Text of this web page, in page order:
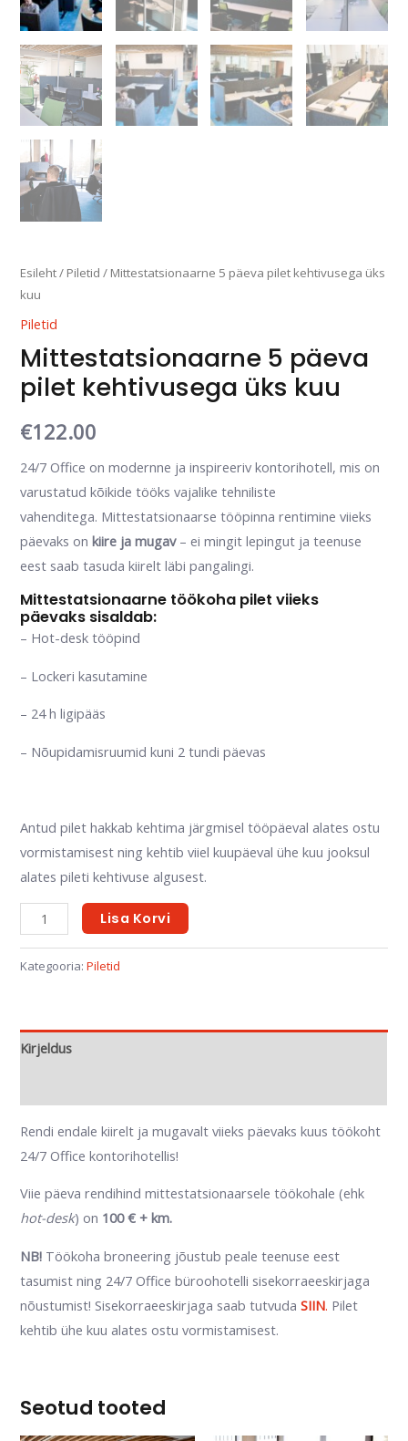
Esileht/ Piletid / Mittestatsionaarne 5 päeva pilet kehtivusega üks
kuu
Piletid
Mittestatsionaarne 5 päeva
pilet kehtivusega üks kuu
€122.00
24/7 Office on modernne ja inspireeriv kontorihotell, mis on
varustatud kõikide tööks vajalike tehniliste
vahenditega. Mittestatsionaarse tööpinna rentimine viieks
päevaks onkiire ja mugav– ei mingit lepingut ja teenuse
eest saab tasuda kiirelt läbi pangalingi.
Mittestatsionaarne töökoha pilet viieks
päevaks sisaldab:
– Hot-desk tööpind
– Lockeri kasutamine
– 24 h ligipääs
– Nõupidamisruumid kuni 2 tundi päevas
Antud pilet hakkab kehtima järgmisel tööpäeval alates ostu
vormistamisest ning kehtib viiel kuupäeval ühe kuu jooksul
alates pileti kehtivuse algusest.
Lisa Korvi
Kategooria:Piletid
Kirjeldus
Rendi endale kiirelt ja mugavalt viieks päevaks kuus töökoht
24/7 Office kontorihotellis!
Viie päeva rendihind mittestatsionaarsele töökohale (ehk
hot-desk) on 100 € + km.
NB! Töökoha broneering jõustub peale teenuse eest
tasumist ning 24/7 Office büroohotelli sisekorraeeskirjaga
nõustumist! Sisekorraeeskirjaga saab tutvudaSIIN. Pilet
kehtib ühe kuu alates ostu vormistamisest.
Seotud tooted